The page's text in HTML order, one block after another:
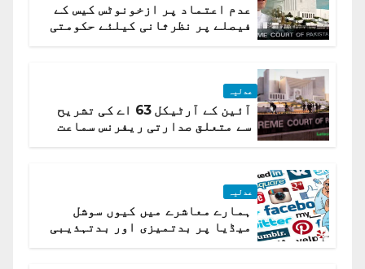
عدم اعتماد پر ازخونوٹس کیس کے
فیصلے پر نظرثانی کیلئے حکومتی
عدلیہ
آئین کے آرٹیکل 63 اے کی تشریح
سے متعلق صدارتی ریفرنس سماعت
عدلیہ
ہمارے معاشرے میں کیوں سوشل
میڈیا پر بدتمیزی اور بدتہذیبی